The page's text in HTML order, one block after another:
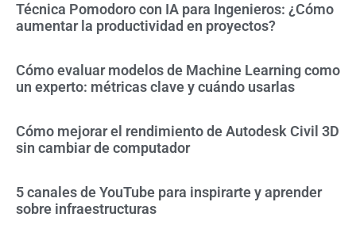
Técnica Pomodoro con IA para Ingenieros: ¿Cómo
aumentar la productividad en proyectos?
Cómo evaluar modelos de Machine Learning como
un experto: métricas clave y cuándo usarlas
Cómo mejorar el rendimiento de Autodesk Civil 3D
sin cambiar de computador
5 canales de YouTube para inspirarte y aprender
sobre infraestructuras